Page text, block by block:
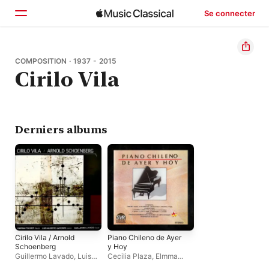
Se connecter
Accueil
Parcourir
COMPOSITION · 1937 - 2015
Cirilo Vila
Derniers albums
Cirilo Vila / Arnold
Schoenberg
Guillermo Lavado, Luis
Piano Chileno de Ayer
y Hoy
Cecilia Plaza, Elmma